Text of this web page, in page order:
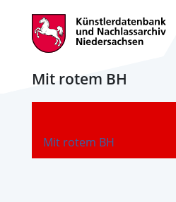
Mit rotem BH
Mit rotem BH